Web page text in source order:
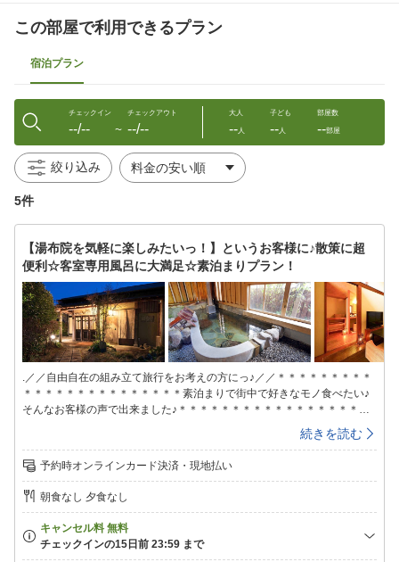
コンディショナー
ハミガキセット
カミソリ
シャワーキャップ
タオル
浴衣
金庫
この部屋で利用できるプラン
宿泊プラン
チェックイン
--/-- 〜
チェックアウト
--/--
大人
--人
子ども
-- 人
部屋数
--部屋
絞り込み
5件
【湯布院を気軽に楽しみたいっ！】というお客様に♪散策に超
便利☆客室専用風呂に大満足☆素泊まりプラン！
.／／自由自在の組み立て旅行をお考えの方にっ♪／／＊＊＊＊＊＊＊＊＊
＊＊＊＊＊＊＊＊＊＊＊＊＊＊＊素泊まりで街中で好きなモノ食べたい♪
そんなお客様の声で出来ました♪＊＊＊＊＊＊＊＊＊＊＊＊＊＊＊＊＊＊
＊＊＊＊＊＊せっかく湯布院に来たのだから、色々なところを見て遊びた
いし、旅館のお食事もいいけど、自分のペースで飲み食いしたいし…。そ
んなお客様のお声にお応えしまして、遂に出ました！
**************************************お食事ご提供なしの≪素泊まりプラン
≫♪**************************************湯布院にはTV、雑誌等で紹介され
ているとおり、美味しいお食事、人気のデザート等の多くのグルメスポッ
トがあります。そういった情報を耳にして湯布院にお越しになる方も多い
と思います。そこで！「素泊まりプラン」を始めました♪吉祥開運亭無尽
蔵の美味しいお食事を食べていただけないのは非常に残念ではあります
続きを読む
予約時オンラインカード決済・現地払い
朝食なし 夕食なし